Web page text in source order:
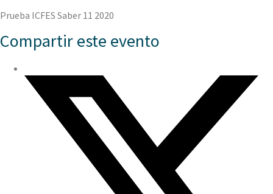
Prueba ICFES Saber 11 2020
Compartir este evento